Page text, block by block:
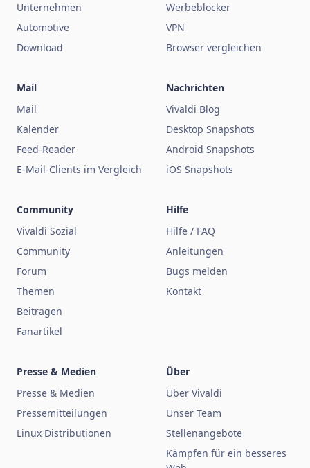
Unternehmen
Automotive
Download
Werbeblocker
VPN
Browser vergleichen
Mail
Mail
Kalender
Feed-Reader
E-Mail-Clients im Vergleich
Nachrichten
Vivaldi Blog
Desktop Snapshots
Android Snapshots
iOS Snapshots
Community
Vivaldi Sozial
Community
Forum
Themen
Beitragen
Fanartikel
Hilfe
Hilfe / FAQ
Anleitungen
Bugs melden
Kontakt
Presse & Medien
Presse & Medien
Pressemitteilungen
Linux Distributionen
Über
Über Vivaldi
Unser Team
Stellenangebote
Kämpfen für ein besseres